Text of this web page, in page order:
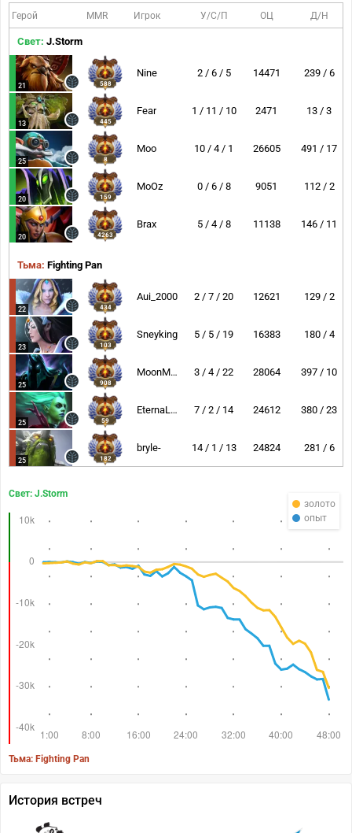
Герой MMR Игрок У/С/П ОЦ Д/Н
Свет: J.Storm
21 588
Nine 2 / 6 / 5 14471 239 / 6
13 445
Fear 1 / 11 / 10 2471 13 / 3
25 8
Moo 10 / 4 / 1 26605 491 / 17
20 159
MoOz 0 / 6 / 8 9051 112 / 2
20 4263
Brax 5 / 4 / 8 11138 146 / 11
Тьма: Fighting Pan
22 434
Aui_2000 2 / 7 / 20 12621 129 / 2
23 103
Sneyking 5 / 5 / 19 16383 180 / 4
25 908
MoonMeander 3 / 4 / 22 28064 397 / 10
25 59
EternaLEnVy 7 / 2 / 14 24612 380 / 23
25 182
bryle- 14 / 1 / 13 24824 281 / 6
золото
опыт
Свет: J.Storm
Тьма: Fighting Pan
История встреч